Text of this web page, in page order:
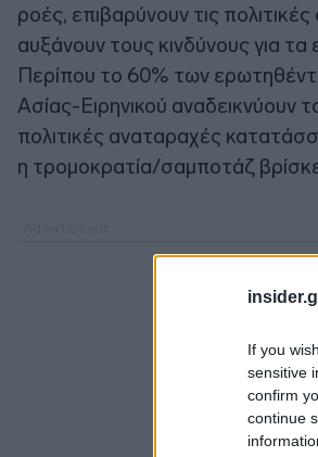
If you
sensitive
confirm
continue
ροές, επιβαρύνουν τις
αυξάνουν τους κινδύνους για τα
Περίπου το 60% των
Ασίας-Ειρηνικού αναδεικνύουν
πολιτικές αναταραχές
η τρομοκρατία/σαμποτάζ